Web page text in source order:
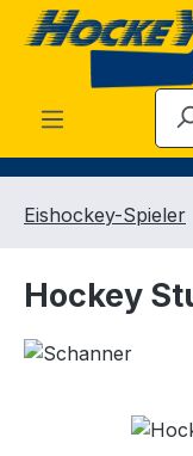
Zum Hauptinhalt
Eishockey-Spieler
Hockey
Bildergalerie